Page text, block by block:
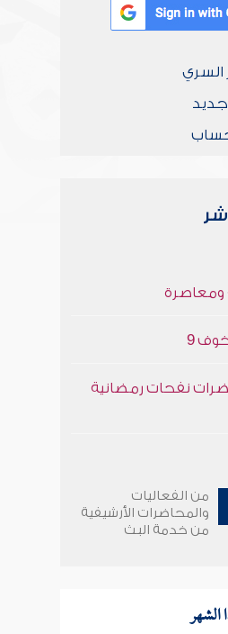
السري
حساب
ومعاصرة
9
نفحات رمضانية
من الفعاليات
والمحاضرات الأرشيفية
من خدمة البث
الشهر